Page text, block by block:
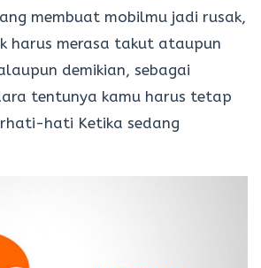
membuat mobilmu jadi rusak,
harus merasa takut ataupun
demikian, sebagai
tentunya kamu harus tetap
hati Ketika sedang